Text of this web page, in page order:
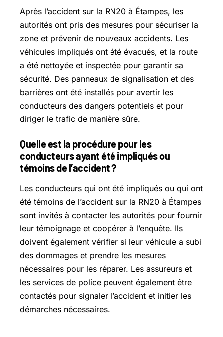
Après l’accident sur la RN20 à Étampes, les
autorités ont pris des mesures pour sécuriser la
zone et prévenir de nouveaux accidents. Les
véhicules impliqués ont été évacués, et la route
a été nettoyée et inspectée pour garantir sa
sécurité. Des panneaux de signalisation et des
barrières ont été installés pour avertir les
conducteurs des dangers potentiels et pour
diriger le trafic de manière sûre.
Quelle est la procédure pour les
conducteurs ayant été impliqués ou
témoins de l’accident ?
Les conducteurs qui ont été impliqués ou qui ont
été témoins de l’accident sur la RN20 à Étampes
sont invités à contacter les autorités pour fournir
leur témoignage et coopérer à l’enquête. Ils
doivent également vérifier si leur véhicule a subi
des dommages et prendre les mesures
nécessaires pour les réparer. Les assureurs et
les services de police peuvent également être
contactés pour signaler l’accident et initier les
démarches nécessaires.